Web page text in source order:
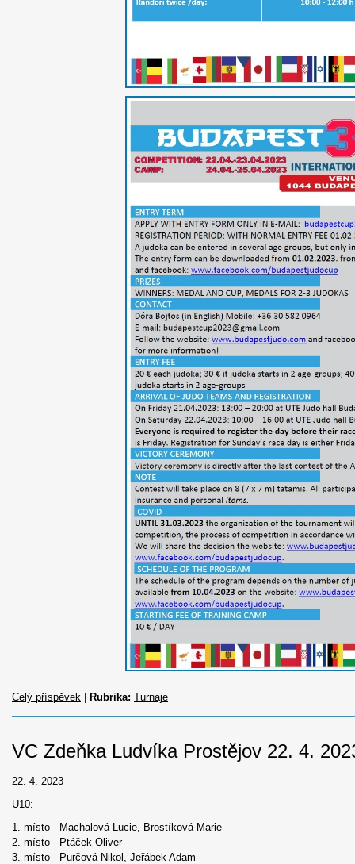
Celý příspěvek Rubrika: Turnaje
VC Zdeňka Ludvíka Prostějov 22. 4.
22. 4. 2023
U10:
1. místo - Machalová Lucie, Brostíková Marie
2. místo - Ptáček Oliver
3. místo - Purčová Nikol, Jeřábek Adam